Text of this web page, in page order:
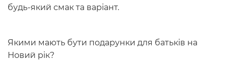
будь-який смак та варіант.
Якими мають бути подарунки для батьків на
Новий рік?